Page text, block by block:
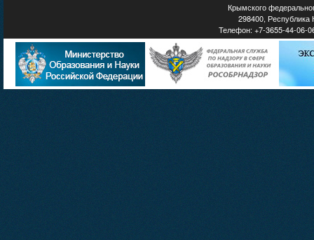
Крымского
298400, Республика
Телефон: +7-3655-44-06-